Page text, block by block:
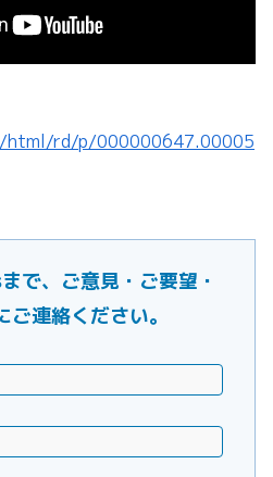
rd/p/000000647.00005
、ご意見・ご要望・
連絡ください。